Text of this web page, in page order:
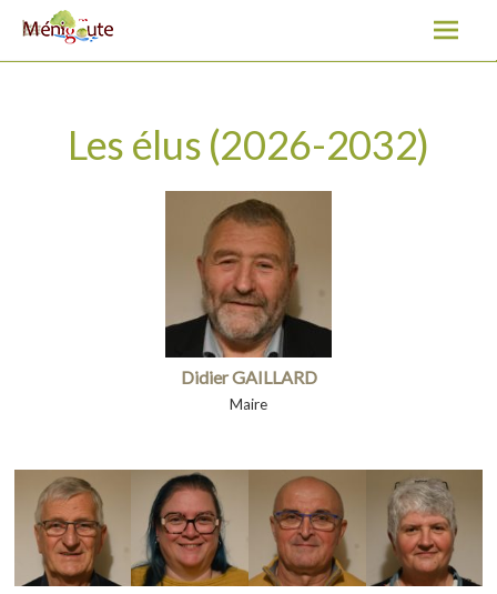
Les élus (2026-2032)
Didier GAILLARD
Maire